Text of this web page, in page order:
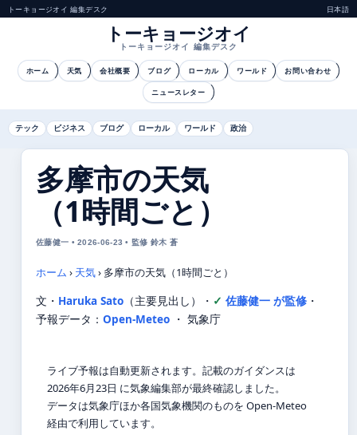
トーキョージオイ 編集デスク 日本語
トーキョージオイ
トーキョージオイ 編集デスク
ホーム 天気 会社概要 ブログ ローカル ワールド お問い合わせ
ニュースレター
テック ビジネス ブログ ローカル ワールド 政治
多摩市の天気
（1時間ごと）
佐藤健一 • 2026-06-23 • 監修 鈴木 蒼
ホーム › 天気› 多摩市の天気（1時間ごと）
文・ Haruka Sato （主要見出し） ・ 佐藤健一 が監修 ・
予報データ： Open-Meteo ・ 気象庁
ライブ予報は自動更新されます。記載のガイダンスは
2026年6月23日 に気象編集部が最終確認しました。
データは気象庁ほか各国気象機関のものを Open-Meteo
経由で利用しています。